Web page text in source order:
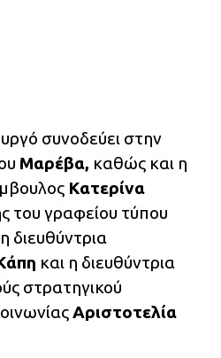
συνοδεύει στην
Μαρέβα, καθώς και η
Κατερίνα
του γραφείου τύπου
διευθύντρια
και η διευθύντρια
στρατηγικού
Αριστοτελία